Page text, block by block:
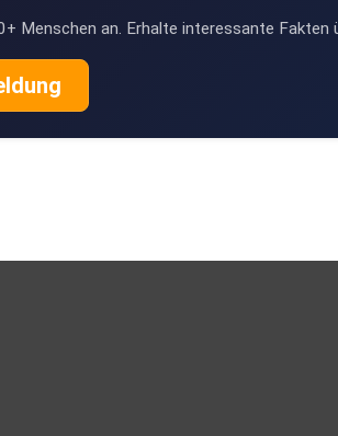
Menschen an. Erhalte interessante